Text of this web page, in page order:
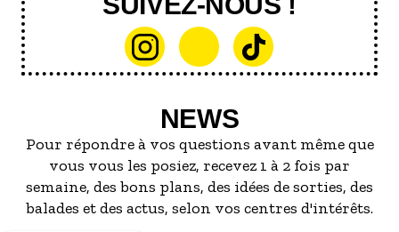
NEWS
Pour répondre à vos questions avant même que
vous vous les posiez, recevez 1 à 2 fois par
semaine, des bons plans, des idées de sorties, des
balades et des actus, selon vos centres d'intérêts.